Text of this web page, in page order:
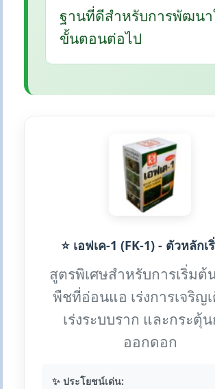
ฐานที่ดีสำหรับการพัฒน
ขั้นตอนต่อไป
⭐ เอฟเค-1 (FK-1) - ตัวหลัก
สูตรพิเศษสำหรับการเริ่ม
พืชที่อ่อนแอ เร่งการเจริญ
เร่งระบบราก และกระตุ้
ออกดอก
✨ ประโยชน์เด่น: